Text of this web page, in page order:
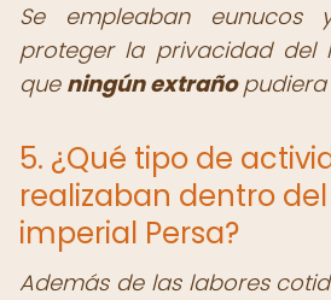
Se empleaban eunucos
proteger la privacidad del
que ningún extrañopudiera
5. ¿Qué tipo de
realizaban dentro
imperial Persa?
Además de las labores